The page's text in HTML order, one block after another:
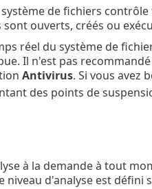
de fichiers
ouverts, créés ou
réel du système de
Il n'est pas
Antivirus. Si vous avez
des points de
à la demande à tout
niveau d'analyse est défini